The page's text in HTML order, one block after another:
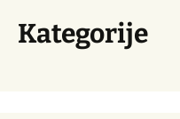
Kategorije